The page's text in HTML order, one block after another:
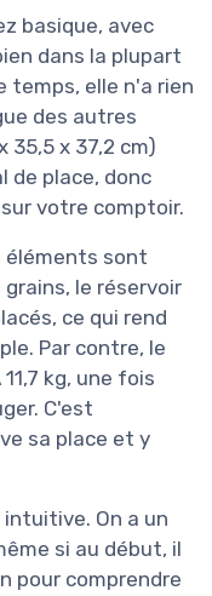
basique, avec
dans la plupart
temps, elle n'a rien
des autres
35,5 x 37,2 cm)
de place, donc
votre comptoir.
éléments sont
le réservoir
ce qui rend
Par contre, le
kg, une fois
C'est
sa place et y
On a un
si au début, il
pour comprendre